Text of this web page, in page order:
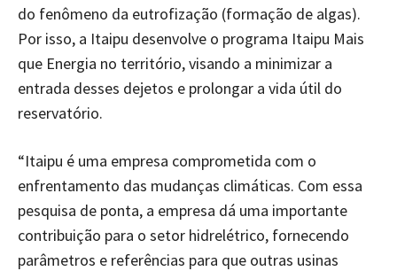
do fenômeno da eutrofização (formação de algas).
Por isso, a Itaipu desenvolve o programa Itaipu Mais
que Energia no território, visando a minimizar a
entrada desses dejetos e prolongar a vida útil do
reservatório.
“Itaipu é uma empresa comprometida com o
enfrentamento das mudanças climáticas. Com essa
pesquisa de ponta, a empresa dá uma importante
contribuição para o setor hidrelétrico, fornecendo
parâmetros e referências para que outras usinas